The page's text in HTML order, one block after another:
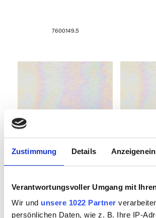
Zustimmung Details
Verantwortungsvoller Umgang mit
Wir und unsere 1022 Partner
persönlichen Daten, wie z. B. Ihre IP-
7600149.5
Florentine iri